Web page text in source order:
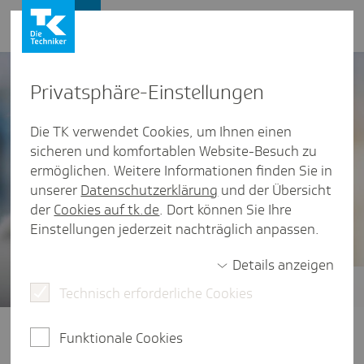
widmet sich der Frage: Wie
Gesundheitsstudien
Privat­sphäre-Einstel­lungen
Die TK verwendet Cookies, um Ihnen einen
sicheren und komfortablen Website-Besuch zu
ermöglichen. Weitere Informationen finden Sie in
unserer Datenschutzerklärung und der Übersicht
der Cookies auf tk.de. Dort können Sie Ihre
Einstellungen jederzeit nachträglich anpassen.
Details anzeigen
Technisch erforderliche Cookies
Funktionale Cookies